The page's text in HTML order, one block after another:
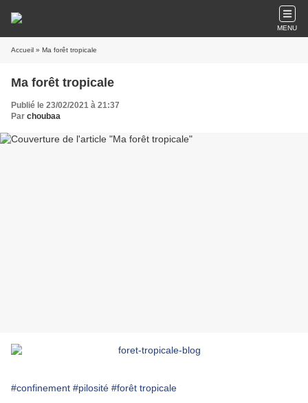
MENU
Accueil » Ma forêt tropicale
Ma forêt tropicale
Publié le 23/02/2021 à 21:37
Par choubaa
#confinement #pilosité #forêt tropicale